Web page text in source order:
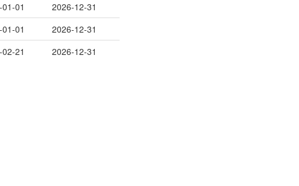
01
2026-12-31
01
2026-12-31
21 2026-12-31